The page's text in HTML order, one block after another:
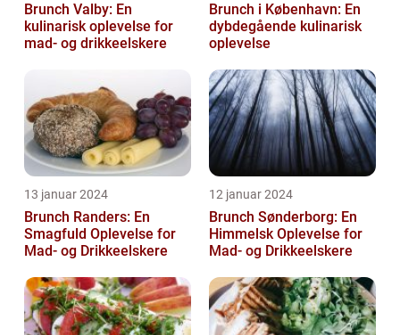
Brunch Valby: En
kulinarisk oplevelse for
mad- og drikkeelskere
Brunch i København: En
dybdegående kulinarisk
oplevelse
13 januar 2024
Brunch Randers: En
Smagfuld Oplevelse for
Mad- og Drikkeelskere
12 januar 2024
Brunch Sønderborg: En
Himmelsk Oplevelse for
Mad- og Drikkeelskere